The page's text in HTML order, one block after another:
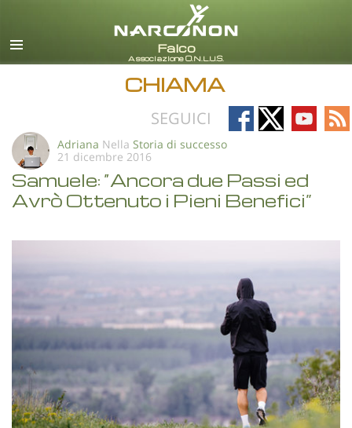
italiano
CHIAMA
SEGUICI
Follow
on
Follow
on
Follow
on
on
Adriana Nella Storia di successo
21 dicembre 2016
Samuele: “Ancora due Passi ed
Avrò Ottenuto i Pieni Benefici”